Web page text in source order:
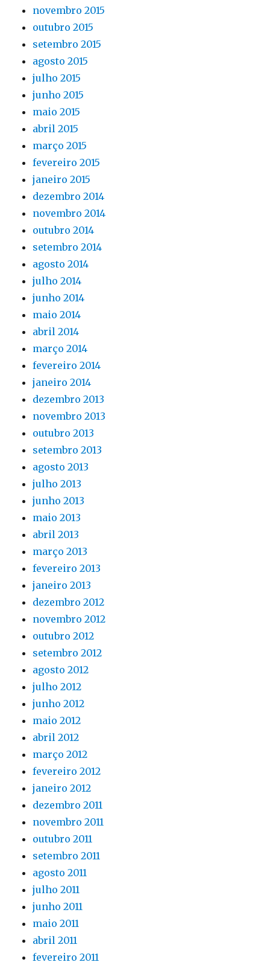
novembro 2015
outubro 2015
setembro 2015
agosto 2015
julho 2015
junho 2015
maio 2015
abril 2015
março 2015
fevereiro 2015
janeiro 2015
dezembro 2014
novembro 2014
outubro 2014
setembro 2014
agosto 2014
julho 2014
junho 2014
maio 2014
abril 2014
março 2014
fevereiro 2014
janeiro 2014
dezembro 2013
novembro 2013
outubro 2013
setembro 2013
agosto 2013
julho 2013
junho 2013
maio 2013
abril 2013
março 2013
fevereiro 2013
janeiro 2013
dezembro 2012
novembro 2012
outubro 2012
setembro 2012
agosto 2012
julho 2012
junho 2012
maio 2012
abril 2012
março 2012
fevereiro 2012
janeiro 2012
dezembro 2011
novembro 2011
outubro 2011
setembro 2011
agosto 2011
julho 2011
junho 2011
maio 2011
abril 2011
fevereiro 2011